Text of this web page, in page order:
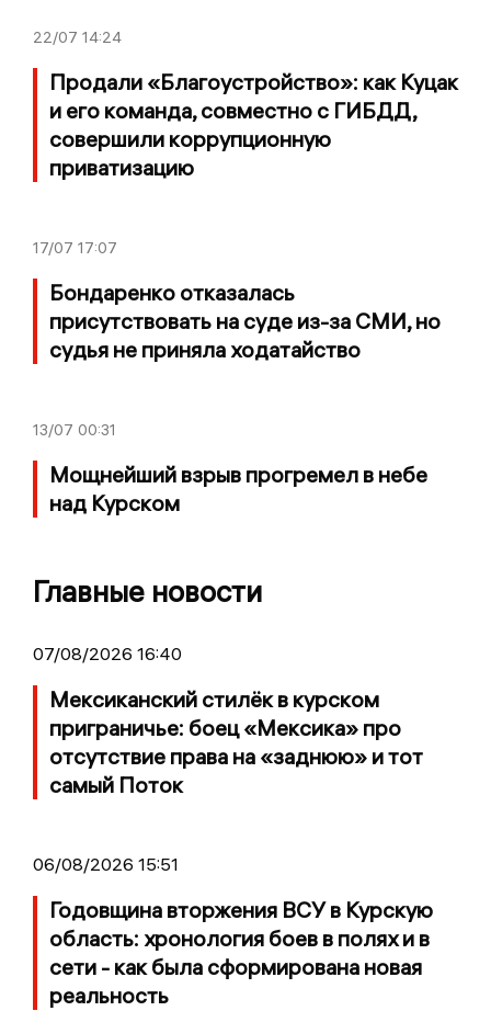
22/07 14:24
Продали «Благоустройство»: как Куцак
и его команда, совместно с ГИБДД,
совершили коррупционную
приватизацию
17/07 17:07
Бондаренко отказалась
присутствовать на суде из-за СМИ, но
судья не приняла ходатайство
13/07 00:31
Мощнейший взрыв прогремел в небе
над Курском
Главные новости
07/08/2026 16:40
Мексиканский стилёк в курском
приграничье: боец «Мексика» про
отсутствие права на «заднюю» и тот
самый Поток
06/08/2026 15:51
Годовщина вторжения ВСУ в Курскую
область: хронология боев в полях и в
сети - как была сформирована новая
реальность